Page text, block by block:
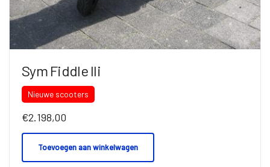
Sym Fiddle IIi
Nieuwe scooters
€2.198,00
Toevoegen aan winkelwagen